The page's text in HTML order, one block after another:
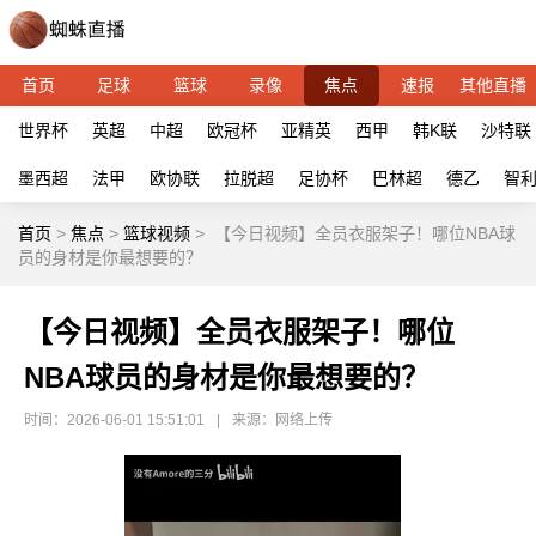
首页 足球 篮球 录像 焦点 速报 其他直播
世界杯 英超 中超 欧冠杯 亚精英 西甲 韩K联 沙特联
墨西超 法甲 欧协联 拉脱超 足协杯 巴林超 德乙 智
首页 > 焦点 > 篮球视频 >
【今日视频】全员衣服架子！哪位NBA球
员的身材是你最想要的？
【今日视频】全员衣服架子！哪位
NBA球员的身材是你最想要的？
时间：2026-06-01 15:51:01 来源：网络上传